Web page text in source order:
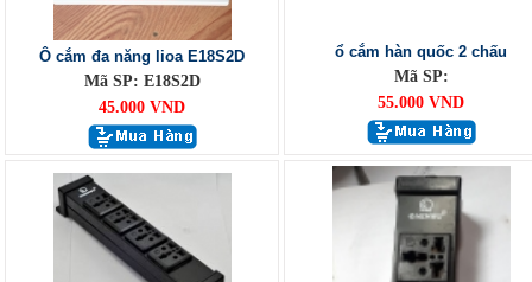
Ô cắm đa năng lioa E18S2D
Mã SP: E18S2D
45.000 VND
ổ cắm hàn quốc 2 chấu
Mã SP:
55.000 VND